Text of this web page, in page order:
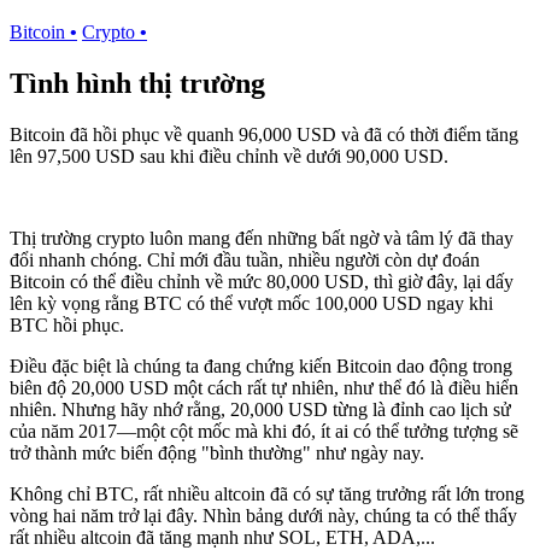
Bitcoin • Crypto •
Tình hình thị trường
Bitcoin đã hồi phục về quanh 96,000 USD và đã có thời điểm tăng
lên 97,500 USD sau khi điều chỉnh về dưới 90,000 USD.
Thị trường crypto luôn mang đến những bất ngờ và tâm lý đã thay
đổi nhanh chóng. Chỉ mới đầu tuần, nhiều người còn dự đoán
Bitcoin có thể điều chỉnh về mức 80,000 USD, thì giờ đây, lại dấy
lên kỳ vọng rằng BTC có thể vượt mốc 100,000 USD ngay khi
BTC hồi phục.
Điều đặc biệt là chúng ta đang chứng kiến Bitcoin dao động trong
biên độ 20,000 USD một cách rất tự nhiên, như thể đó là điều hiển
nhiên. Nhưng hãy nhớ rằng, 20,000 USD từng là đỉnh cao lịch sử
của năm 2017—một cột mốc mà khi đó, ít ai có thể tưởng tượng sẽ
trở thành mức biến động "bình thường" như ngày nay.
Không chỉ BTC, rất nhiều altcoin đã có sự tăng trưởng rất lớn trong
vòng hai năm trở lại đây. Nhìn bảng dưới này, chúng ta có thể thấy
rất nhiều altcoin đã tăng mạnh như SOL, ETH, ADA,...